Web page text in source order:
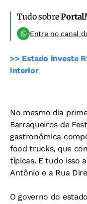
Tudo sobre
Entre no canal
>> Estado investe
interior
No mesmo dia
Barraqueiros de
gastronômica
food trucks, que
típicas. E tudo isso
Antônio e a Rua
O governo do